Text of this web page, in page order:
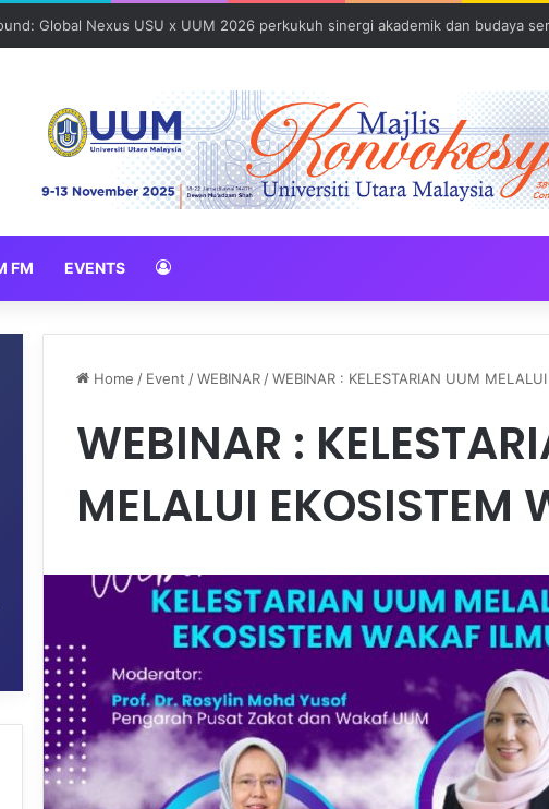
Global Nexus USU x UUM 2026 perkukuh sinergi akademik dan budaya
FM EVENTS
Home / Event /WEBINAR /WEBINAR : KELESTARIAN UUM
WEBINAR :
MELALUI EKOSISTEM